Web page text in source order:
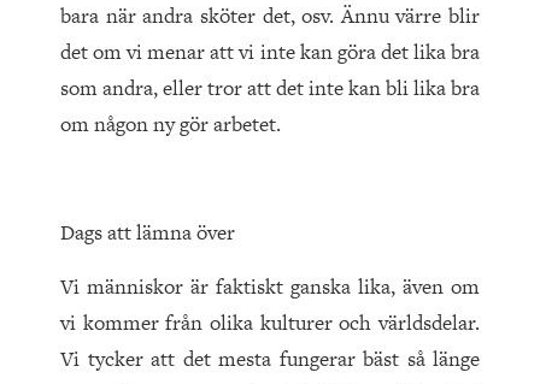
bara när andra sköter det, osv. Ännu värre blir
det om vi menar att vi inte kan göra det lika bra
som andra, eller tror att det inte kan bli lika bra
om någon ny gör arbetet.
Dags att lämna över
Vi människor är faktiskt ganska lika, även om
vi kommer från olika kulturer och världsdelar.
Vi tycker att det mesta fungerar bäst så länge